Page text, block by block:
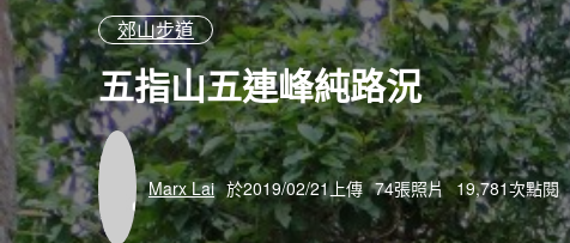
郊山步道
五指山五連峰純路況
Marx Lai 於2019/02/21上傳 74張照片 19,781次點閱